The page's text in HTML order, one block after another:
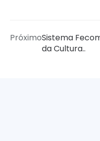
PróximoSistema
da Cultura..